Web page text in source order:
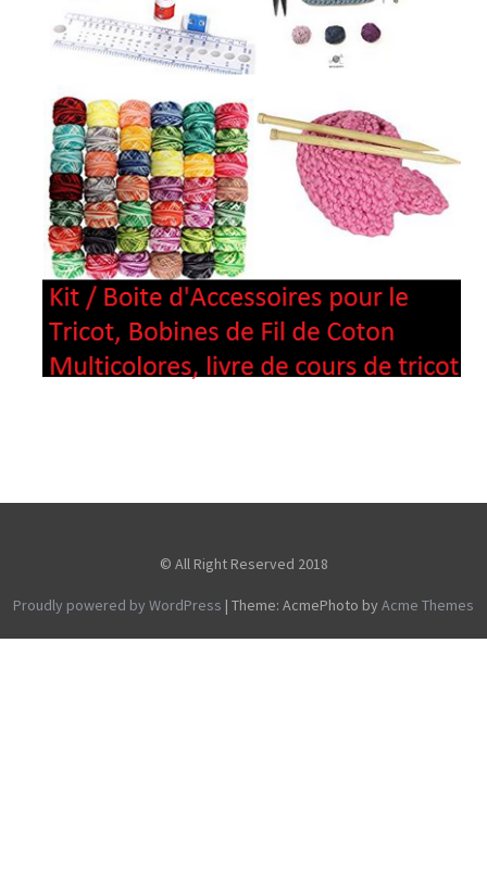
© All Right Reserved 2018
Proudly powered by WordPress | Theme: AcmePhoto by Acme Themes